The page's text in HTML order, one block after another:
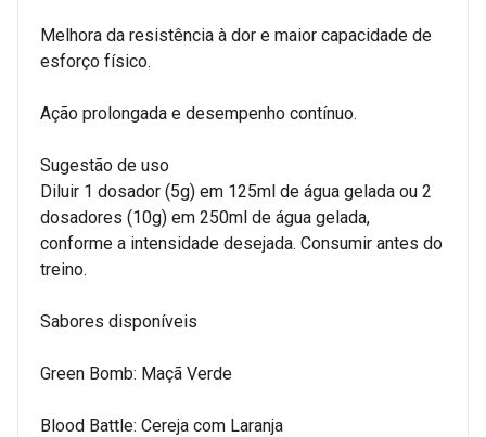
Melhora da resistência à dor e maior capacidade de
esforço físico.
Ação prolongada e desempenho contínuo.
Sugestão de uso
Diluir 1 dosador (5g) em 125ml de água gelada ou 2
dosadores (10g) em 250ml de água gelada,
conforme a intensidade desejada. Consumir antes do
treino.
Sabores disponíveis
Green Bomb: Maçã Verde
Blood Battle: Cereja com Laranja